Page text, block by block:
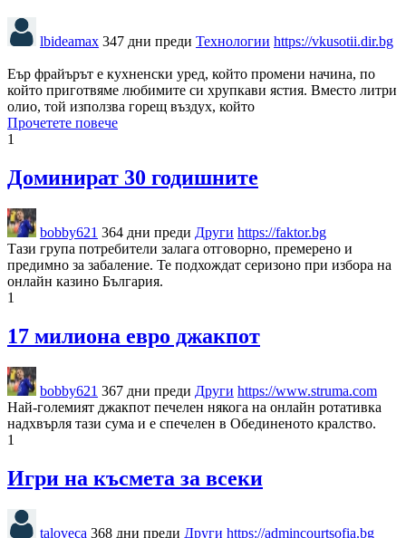
lbideamax 347 дни преди Технологии https://vkusotii.dir.bg
Еър фрайърът е кухненски уред, който промени начина, по
който приготвяме любимите си хрупкави ястия. Вместо литри
олио, той използва горещ въздух, който
Прочетете повече
1
Доминират 30 годишните
bobby621 364 дни преди Други https://faktor.bg
Тази група потребители залага отговорно, премерено и
предимно за забаление. Те подхождат серизоно при избора на
онлайн казино България.
1
17 милиона евро джакпот
bobby621 367 дни преди Други https://www.struma.com
Най-големият джакпот печелен някога на онлайн ротативка
надхвърля тази сума и е спечелен в Обединеното кралство.
1
Игри на късмета за всеки
taloveca 368 дни преди Други https://admincourtsofia.bg